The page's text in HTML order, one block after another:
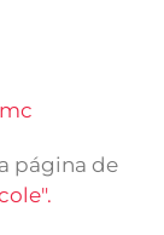
página de